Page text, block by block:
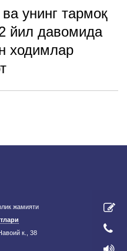
унинг тармоқ
йил давомида
ходимлар
жамияти
к., 38